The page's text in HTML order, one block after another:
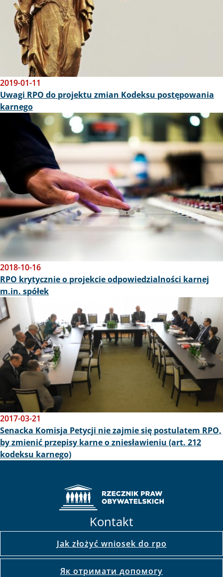
2019-01-11
Uwagi RPO do projektu zmian Kodeksu postępowania
karnego
2018-10-16
RPO krytycznie o projekcie odpowiedzialności karnej
m.in. spółek
Obraz
2017-03-21
Senacka Komisja Petycji nie zajmie się postulatem RPO,
by zmienić przepisy karne o zniesławieniu (art. 212
kodeksu karnego)
Kontakt
Jak złożyć wniosek do rpo
Як отримати допомогу